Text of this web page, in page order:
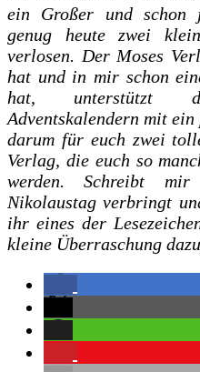
ein Großer und schon
genug heute zwei
verlosen. Der Moses
hat und in mir schon
hat, unterstützt
Adventskalendern mit
darum für euch zwei
Verlag, die euch so
werden. Schreibt
Nikolaustag verbringt
ihr eines der
kleine Überraschung